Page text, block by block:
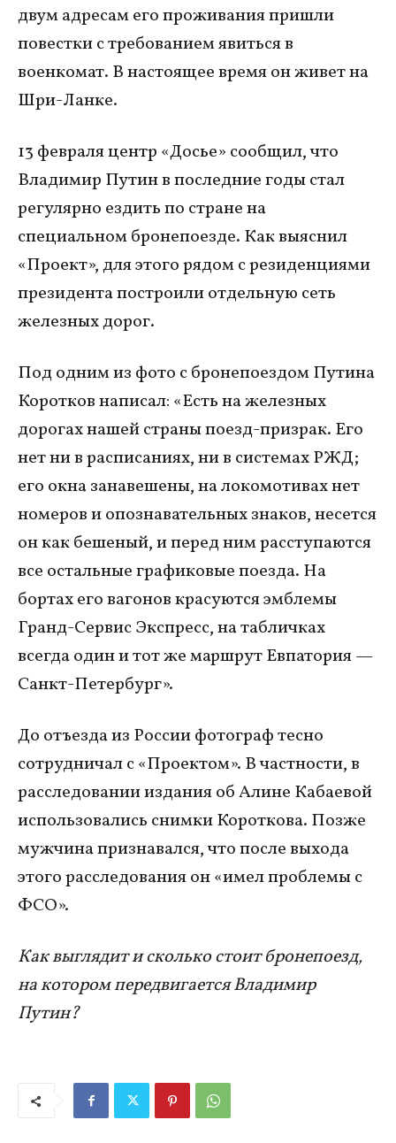
двум адресам его проживания пришли
повестки с требованием явиться в
военкомат. В настоящее время он живет на
Шри-Ланке.
13 февраля центр «Досье» сообщил, что
Владимир Путин в последние годы стал
регулярно ездить по стране на
специальном бронепоезде. Как выяснил
«Проект», для этого рядом с резиденциями
президента построили отдельную сеть
железных дорог.
Под одним из фото с бронепоездом Путина
Коротков написал: «Есть на железных
дорогах нашей страны поезд-призрак. Его
нет ни в расписаниях, ни в системах РЖД;
его окна занавешены, на локомотивах нет
номеров и опознавательных знаков, несется
он как бешеный, и перед ним расступаются
все остальные графиковые поезда. На
бортах его вагонов красуются эмблемы
Гранд-Сервис Экспресс, на табличках
всегда один и тот же маршрут Евпатория —
Санкт-Петербург».
До отъезда из России фотограф тесно
сотрудничал с «Проектом». В частности, в
расследовании издания об Алине Кабаевой
использовались снимки Короткова. Позже
мужчина признавался, что после выхода
этого расследования он «имел проблемы с
ФСО».
Как выглядит и сколько стоит бронепоезд,
на котором передвигается Владимир
Путин?